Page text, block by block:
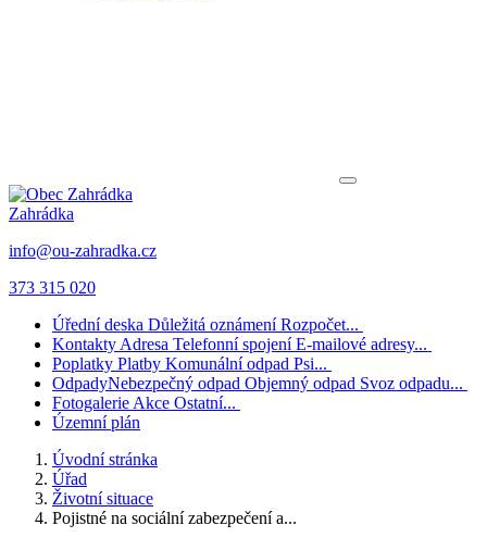
Zahrádka
info@ou-zahradka.cz
373 315 020
Úřední deska Důležitá oznámení Rozpočet...
Kontakty Adresa Telefonní spojení E-mailové adresy...
Poplatky Platby Komunální odpad Psi...
OdpadyNebezpečný odpad Objemný odpad Svoz odpadu...
Fotogalerie Akce Ostatní...
Územní plán
Úvodní stránka
Úřad
Životní situace
Pojistné na sociální zabezpečení a...